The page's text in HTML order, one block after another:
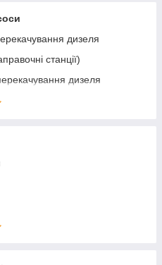
дизеля
станції)
дизеля
води
палива, двигуни
фільтри, адаптери
мочевини